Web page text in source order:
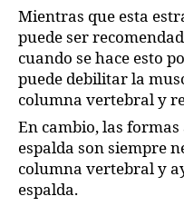
Mientras que esta
puede ser
cuando se hace esto
puede debilitar la
columna vertebral y
En cambio, las
espalda son siempre
columna vertebral y
espalda.